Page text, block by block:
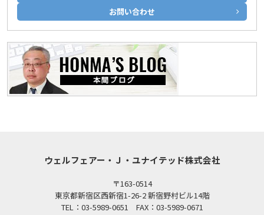
お問い合わせ
ウェルフェアー・Ｊ・ユナイテッド株式会社
〒163-0514
東京都新宿区西新宿1-26-2 新宿野村ビル14階
TEL：03-5989-0651 FAX：03-5989-0671